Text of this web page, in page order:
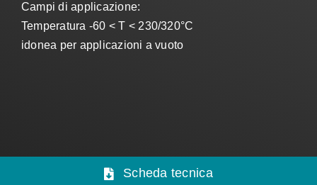
Campi di applicazione:
Temperatura -60 < T < 230/320°C
idonea per applicazioni a vuoto
Scheda tecnica